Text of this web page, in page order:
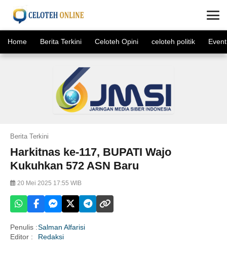
Home Berita Terkini Celoteh Opini celoteh politik Event
Berita Terkini
Harkitnas ke-117, BUPATI Wajo
Kukuhkan 572 ASN Baru
20 Mei 2025 17:55 WIB
Penulis :Salman Alfarisi
Editor :
Redaksi